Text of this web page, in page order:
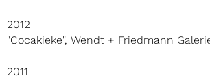
2012
"Cocakieke", Wendt + Friedmann
2011